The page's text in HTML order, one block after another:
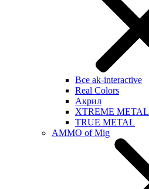
Все ak-interactive
Real Colors
Акрил
XTREME METAL
TRUE METAL
AMMO of Mig